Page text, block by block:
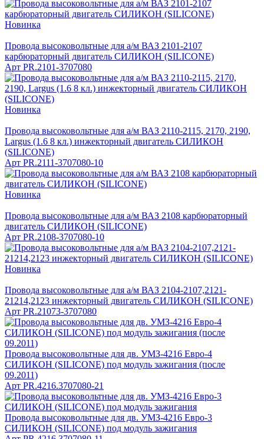
Новинка
Провода высоковольтные для а/м ВАЗ 2101-2107
карбюраторный двигатель СИЛИКОН (SILICONE)
Арт PR.2101-3707080
Новинка
Провода высоковольтные для а/м ВАЗ 2110-2115, 2170, 2190,
Largus (1.6 8 кл.) инжекторный двигатель СИЛИКОН
(SILICONE)
Арт PR.2111-3707080-10
Новинка
Провода высоковольтные для а/м ВАЗ 2108 карбюраторный
двигатель СИЛИКОН (SILICONE)
Арт PR.2108-3707080-10
Новинка
Провода высоковольтные для а/м ВАЗ 2104-2107,2121-
21214,2123 инжекторный двигатель СИЛИКОН (SILICONE)
Арт PR.21073-3707080
Провода высоковольтные для дв. УМЗ-4216 Евро-4
СИЛИКОН (SILICONE) под модуль зажигания (после
09.2011)
Арт PR.4216.3707080-21
Провода высоковольтные для дв. УМЗ-4216 Евро-3
СИЛИКОН (SILICONE) под модуль зажигания